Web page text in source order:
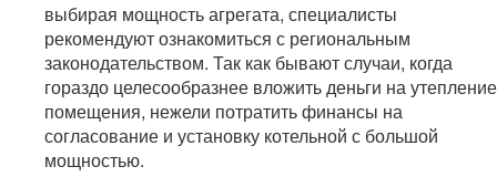
выбирая мощность агрегата, специалисты
рекомендуют ознакомиться с региональным
законодательством. Так как бывают случаи, когда
гораздо целесообразнее вложить деньги на утепление
помещения, нежели потратить финансы на
согласование и установку котельной с большой
мощностью.